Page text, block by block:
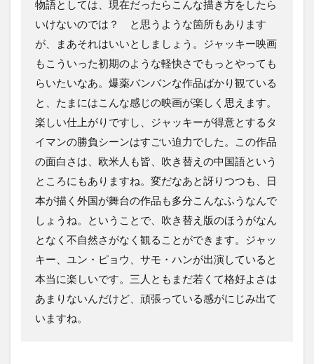
物語としては、現在だったらこんな描き方をしたら
いけないのでは？ と思うような箇所もあります
が、まあそれはいいとしましょう。ジャッキー映画
もこういった初期のような軽快さでもっとやっても
らいたいなあ。爆薬バンバンな作品ばかり観ている
と、たまにはこんな感じの映画が楽しく思えます。
楽しい仕上がりですし、ジャッキーが得意とするタ
イマンの勝負シーンはすごい迫力でした。この作品
の面白さは、欧米人も皆、吹き替えの中国語という
ところにもありますね。変だなあと訝りつつも、日
本が描く外国が舞台の作品も多分こんなふうなんで
しょうね。ということで、吹き替え版のほうがなん
となく不自然さがなく観ることができます。ジャッ
キー、ユン・ピョウ、サモ・ハンが出演していると
本当に楽しいです。三人ともまだ若くて格好よさは
あまりないんだけど、頑張っている感がにじみ出て
いますね。